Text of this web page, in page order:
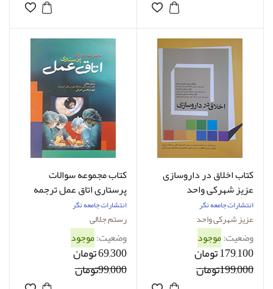
کتاب اخلاق در داروسازی
عزیز شهرکی واحد
انتشارات جامعه نگر
عزیز شهرکی واحد
وضعیت:موجود
179,100 تومان
199,000تومان
کتاب مجموعه سوالات
پرستاری اتاق عمل ترجمه
رستم جلالی
انتشارات جامعه نگر
رستم جلالی
وضعیت:موجود
69,300 تومان
99,000تومان